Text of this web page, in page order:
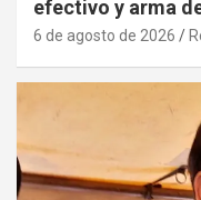
efectivo y arma
6 de agosto de 2026